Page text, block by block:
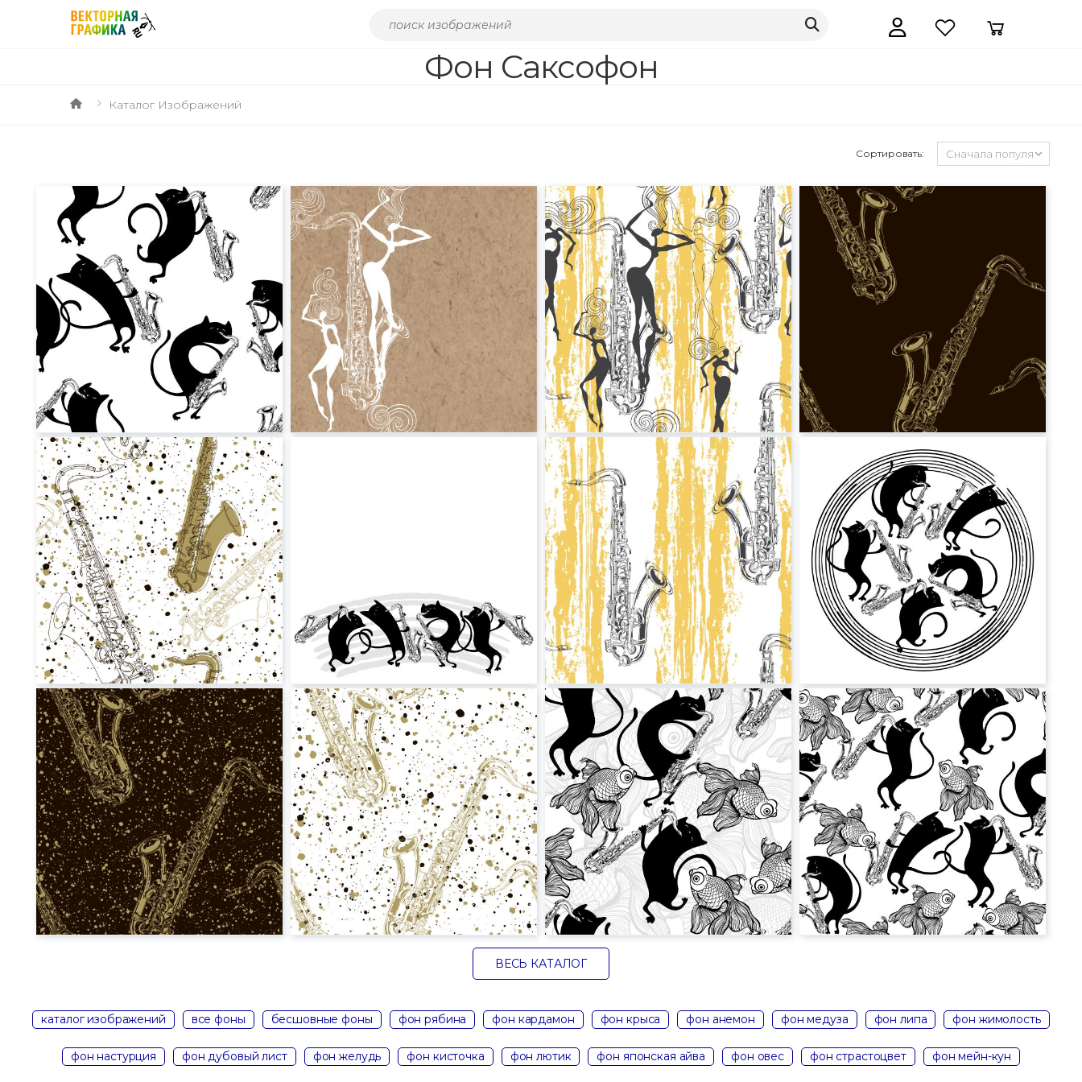
Фон Саксофон
Каталог Изображений
Сортировать:
ВЕСЬ КАТАЛОГ
каталог изображений все фоны бесшовные фоны фон рябина фон кардамон фон крыса фон анемон фон медуза фон липа фон жимолость
фон настурция фон дубовый лист фон желудь фон кисточка фон лютик фон японская айва фон овес фон страстоцвет фон мейн-кун